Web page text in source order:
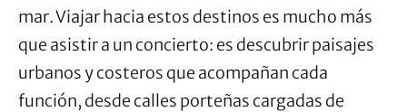
mar. Viajar hacia estos destinos es mucho más
que asistir a un concierto: es descubrir paisajes
urbanos y costeros que acompañan cada
función, desde calles porteñas cargadas de